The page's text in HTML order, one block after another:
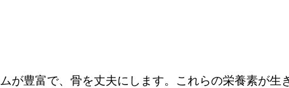
豊富で、骨を丈夫にします。これらの栄養素が生